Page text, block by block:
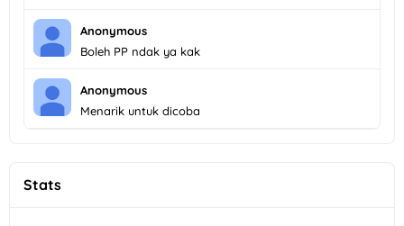
Anonymous
Boleh PP ndak ya kak
Anonymous
Menarik untuk dicoba
Stats